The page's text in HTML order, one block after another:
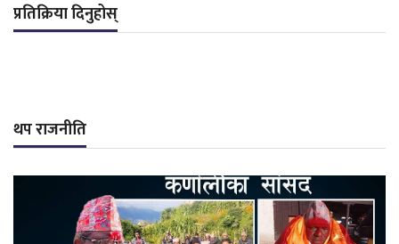
प्रतिक्रिया दिनुहोस्
थप राजनीति